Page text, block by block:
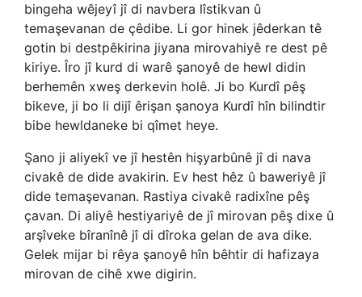
bingeha wêjeyî jî di navbera lîstikvan û
temaşevanan de çêdibe. Li gor hinek jêderkan tê
gotin bi destpêkirina jiyana mirovahiyê re dest pê
kiriye. Îro jî kurd di warê şanoyê de hewl didin
berhemên xweş derkevin holê. Ji bo Kurdî pêş
bikeve, ji bo li dijî êrişan şanoya Kurdî hîn bilindtir
bibe hewldaneke bi qîmet heye.
Şano ji aliyekî ve jî hestên hişyarbûnê jî di nava
civakê de dide avakirin. Ev hest hêz û baweriyê jî
dide temaşevanan. Rastiya civakê radixîne pêş
çavan. Di aliyê hestiyariyê de jî mirovan pêş dixe û
arşîveke bîranînê jî di dîroka gelan de ava dike.
Gelek mijar bi rêya şanoyê hîn bêhtir di hafizaya
mirovan de cihê xwe digirin.